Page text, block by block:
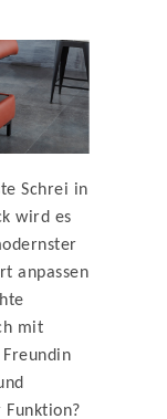
Schrei in
wird es
anpassen
mit
Funktion?